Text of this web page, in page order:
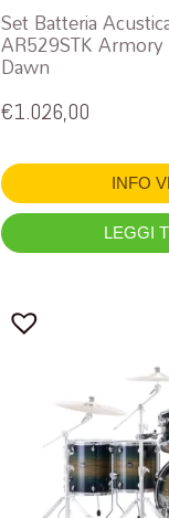
Set Batteria
AR529STK
Dawn
€1.026,00
INFO
LEGGI